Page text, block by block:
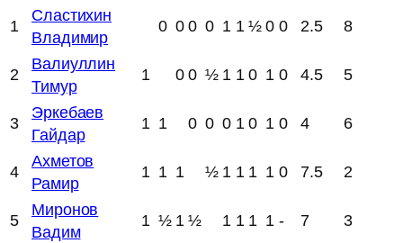
1
Сластихин
Владимир
0 00 0 1 1½0 0 2.5 8
2
Валиуллин
Тимур
1 00 ½ 1 10 1 0 4.5 5
3
Эркебаев
Гайдар
1 1 0 0 0 10 1 0 4 6
4
Ахметов
Рамир
1 1 1 ½ 1 1 1 1 0 7.5 2
5
Миронов
Вадим
1 ½ 1½ 1 1 1 1 - 7 3